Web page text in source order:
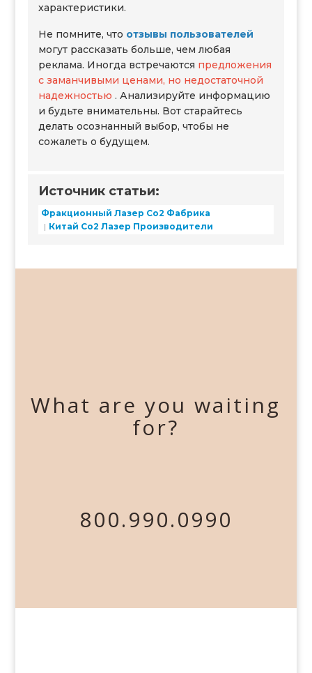
характеристики.
Не помните, что отзывы пользователей
могут рассказать больше, чем любая
реклама. Иногда встречаются предложения
с заманчивыми ценами, но недостаточной
надежностью . Анализируйте информацию
и будьте внимательны. Вот старайтесь
делать осознанный выбор, чтобы не
сожалеть о будущем.
Источник статьи:
Фракционный Лазер Со2 Фабрика
Китай Co2 Лазер Производители
What are you waiting
for?
800.990.0990